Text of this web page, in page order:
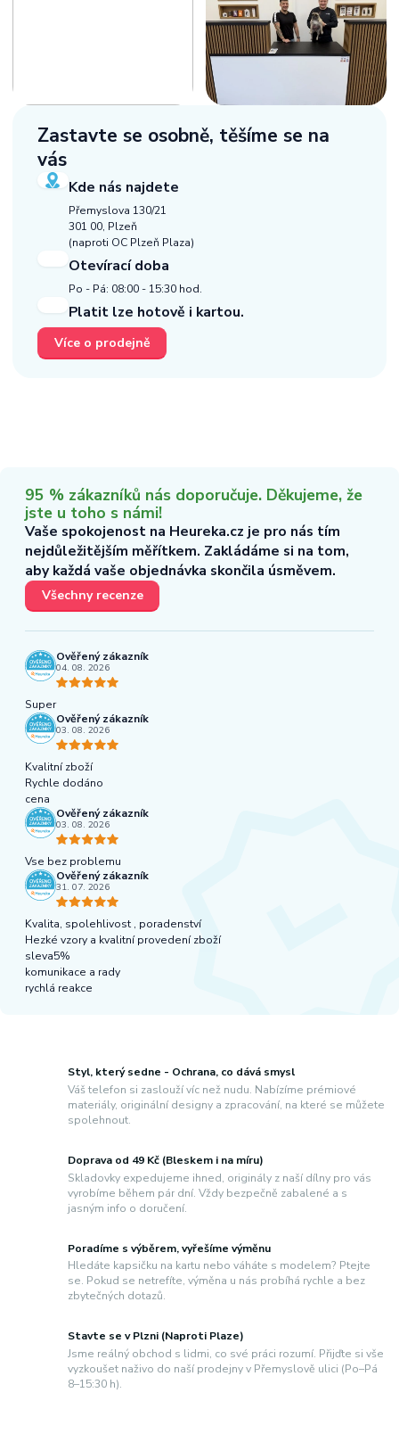
Zastavte se osobně, těšíme se na
vás
Kde nás najdete
Přemyslova 130/21
301 00, Plzeň
(naproti OC Plzeň Plaza)
Otevírací doba
Po - Pá: 08:00 - 15:30 hod.
Platit lze hotově i kartou.
Více o prodejně
Styl, který sedne - Ochrana, co dává smysl
Váš telefon si zaslouží víc než nudu. Nabízíme prémiové
materiály, originální designy a zpracování, na které se můžete
spolehnout.
Doprava od 49 Kč (Bleskem i na míru)
Skladovky expedujeme ihned, originály z naší dílny pro vás
vyrobíme během pár dní. Vždy bezpečně zabalené a s
jasným info o doručení.
Poradíme s výběrem, vyřešíme výměnu
Hledáte kapsičku na kartu nebo váháte s modelem? Ptejte
se. Pokud se netrefíte, výměna u nás probíhá rychle a bez
zbytečných dotazů.
Stavte se v Plzni (Naproti Plaze)
Jsme reálný obchod s lidmi, co své práci rozumí. Přijďte si vše
vyzkoušet naživo do naší prodejny v Přemyslově ulici (Po–Pá
8–15:30 h).
95 % zákazníků nás doporučuje. Děkujeme, že
jste u toho s námi!
Vaše spokojenost na Heureka.cz je pro nás tím
nejdůležitějším měřítkem. Zakládáme si na tom,
aby každá vaše objednávka skončila úsměvem.
Všechny recenze
Ověřený zákazník
04. 08. 2026
Super
Ověřený zákazník
03. 08. 2026
Kvalitní zboží
Rychle dodáno
cena
Ověřený zákazník
03. 08. 2026
Vse bez problemu
Ověřený zákazník
31. 07. 2026
Kvalita, spolehlivost , poradenství
Hezké vzory a kvalitní provedení zboží
sleva5%
komunikace a rady
rychlá reakce